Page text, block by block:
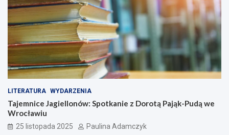
LITERATURA WYDARZENIA
Tajemnice Jagiellonów: Spotkanie z Dorotą Pająk-Pudą we
Wrocławiu
25 listopada 2025 Paulina Adamczyk